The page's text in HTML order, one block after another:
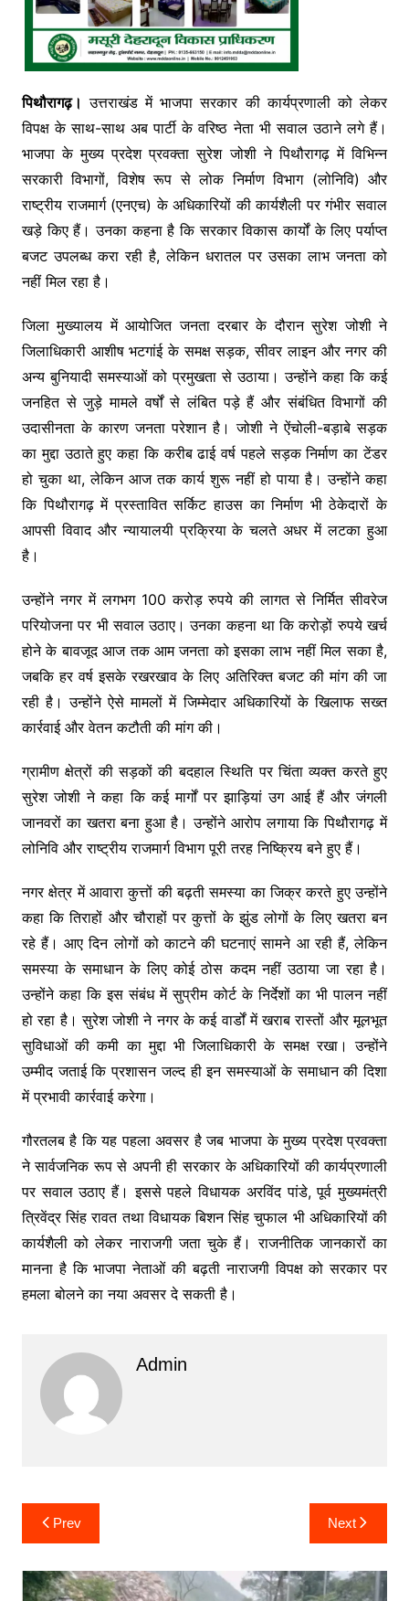
पिथौरागढ़। उत्तराखंड में भाजपा सरकार की कार्यप्रणाली को लेकर
विपक्ष के साथ-साथ अब पार्टी के वरिष्ठ नेता भी सवाल उठाने लगे हैं।
भाजपा के मुख्य प्रदेश प्रवक्ता सुरेश जोशी ने पिथौरागढ़ में विभिन्न
सरकारी विभागों, विशेष रूप से लोक निर्माण विभाग (लोनिवि) और
राष्ट्रीय राजमार्ग (एनएच) के अधिकारियों की कार्यशैली पर गंभीर सवाल
खड़े किए हैं। उनका कहना है कि सरकार विकास कार्यों के लिए पर्याप्त
बजट उपलब्ध करा रही है, लेकिन धरातल पर उसका लाभ जनता को
नहीं मिल रहा है।
जिला मुख्यालय में आयोजित जनता दरबार के दौरान सुरेश जोशी ने
जिलाधिकारी आशीष भटगांई के समक्ष सड़क, सीवर लाइन और नगर की
अन्य बुनियादी समस्याओं को प्रमुखता से उठाया। उन्होंने कहा कि कई
जनहित से जुड़े मामले वर्षों से लंबित पड़े हैं और संबंधित विभागों की
उदासीनता के कारण जनता परेशान है। जोशी ने ऐंचोली-बड़ाबे सड़क
का मुद्दा उठाते हुए कहा कि करीब ढाई वर्ष पहले सड़क निर्माण का टेंडर
हो चुका था, लेकिन आज तक कार्य शुरू नहीं हो पाया है। उन्होंने कहा
कि पिथौरागढ़ में प्रस्तावित सर्किट हाउस का निर्माण भी ठेकेदारों के
आपसी विवाद और न्यायालयी प्रक्रिया के चलते अधर में लटका हुआ
है।
उन्होंने नगर में लगभग 100 करोड़ रुपये की लागत से निर्मित सीवरेज
परियोजना पर भी सवाल उठाए। उनका कहना था कि करोड़ों रुपये खर्च
होने के बावजूद आज तक आम जनता को इसका लाभ नहीं मिल सका है,
जबकि हर वर्ष इसके रखरखाव के लिए अतिरिक्त बजट की मांग की जा
रही है। उन्होंने ऐसे मामलों में जिम्मेदार अधिकारियों के खिलाफ सख्त
कार्रवाई और वेतन कटौती की मांग की।
ग्रामीण क्षेत्रों की सड़कों की बदहाल स्थिति पर चिंता व्यक्त करते हुए
सुरेश जोशी ने कहा कि कई मार्गों पर झाड़ियां उग आई हैं और जंगली
जानवरों का खतरा बना हुआ है। उन्होंने आरोप लगाया कि पिथौरागढ़ में
लोनिवि और राष्ट्रीय राजमार्ग विभाग पूरी तरह निष्क्रिय बने हुए हैं।
नगर क्षेत्र में आवारा कुत्तों की बढ़ती समस्या का जिक्र करते हुए उन्होंने
कहा कि तिराहों और चौराहों पर कुत्तों के झुंड लोगों के लिए खतरा बन
रहे हैं। आए दिन लोगों को काटने की घटनाएं सामने आ रही हैं, लेकिन
समस्या के समाधान के लिए कोई ठोस कदम नहीं उठाया जा रहा है।
उन्होंने कहा कि इस संबंध में सुप्रीम कोर्ट के निर्देशों का भी पालन नहीं
हो रहा है। सुरेश जोशी ने नगर के कई वार्डों में खराब रास्तों और मूलभूत
सुविधाओं की कमी का मुद्दा भी जिलाधिकारी के समक्ष रखा। उन्होंने
उम्मीद जताई कि प्रशासन जल्द ही इन समस्याओं के समाधान की दिशा
में प्रभावी कार्रवाई करेगा।
गौरतलब है कि यह पहला अवसर है जब भाजपा के मुख्य प्रदेश प्रवक्ता
ने सार्वजनिक रूप से अपनी ही सरकार के अधिकारियों की कार्यप्रणाली
पर सवाल उठाए हैं। इससे पहले विधायक अरविंद पांडे, पूर्व मुख्यमंत्री
त्रिवेंद्र सिंह रावत तथा विधायक बिशन सिंह चुफाल भी अधिकारियों की
कार्यशैली को लेकर नाराजगी जता चुके हैं। राजनीतिक जानकारों का
मानना है कि भाजपा नेताओं की बढ़ती नाराजगी विपक्ष को सरकार पर
हमला बोलने का नया अवसर दे सकती है।
Admin
Post
navigation
Prev Next